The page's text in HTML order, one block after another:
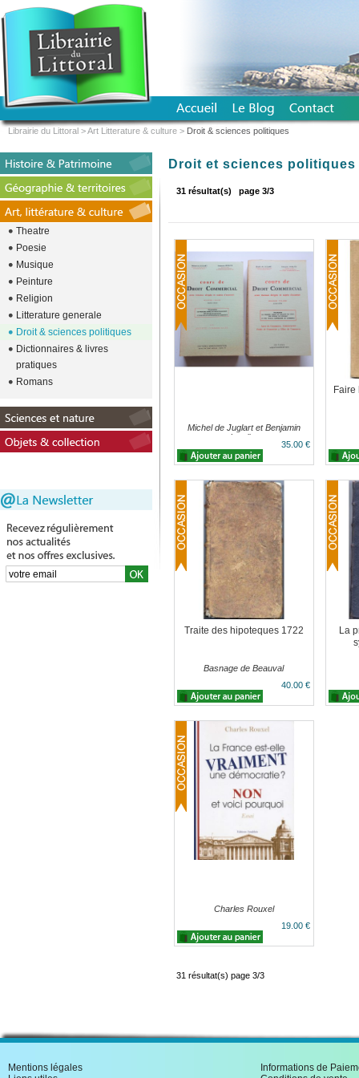
Droit et sciences politiques
31 résultat(s) page 3/3
Michel de Juglart et Benjamin
Ippolito
35.00 €
Traite des hipoteques 1722
Basnage de Beauval
40.00 €
La
Charles Rouxel
19.00 €
31 résultat(s) page 3/3
Theatre
Poesie
Musique
Peinture
Religion
Litterature generale
Droit & sciences politiques
Dictionnaires & livres
pratiques
Romans
Librairie du Littoral >Art Litterature & culture > Droit & sciences politiques
Mentions légales
Informations de